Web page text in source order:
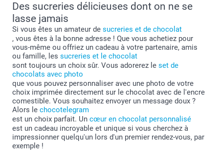
Des sucreries délicieuses dont on ne se
lasse jamais
Si vous êtes un amateur de sucreries et de chocolat
, vous êtes à la bonne adresse ! Que vous achetiez pour
vous-même ou offriez un cadeau à votre partenaire, amis
ou famille, les sucreries et le chocolat
sont toujours un choix sûr. Vous adorerez le set de
chocolats avec photo
que vous pouvez personnaliser avec une photo de votre
choix imprimée directement sur le chocolat avec de l'encre
comestible. Vous souhaitez envoyer un message doux ?
Alors le chocotelegram
est un choix parfait. Un cœur en chocolat personnalisé
est un cadeau incroyable et unique si vous cherchez à
impressionner quelqu'un lors d'un premier rendez-vous, par
exemple !